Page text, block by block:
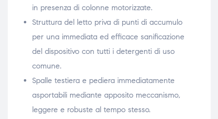
in presenza di colonne motorizzate.
Struttura del letto priva di punti di accumulo
per una immediata ed efficace sanificazione
del dispositivo con tutti i detergenti di uso
comune.
Spalle testiera e pediera immediatamente
asportabili mediante apposito meccanismo,
leggere e robuste al tempo stesso.